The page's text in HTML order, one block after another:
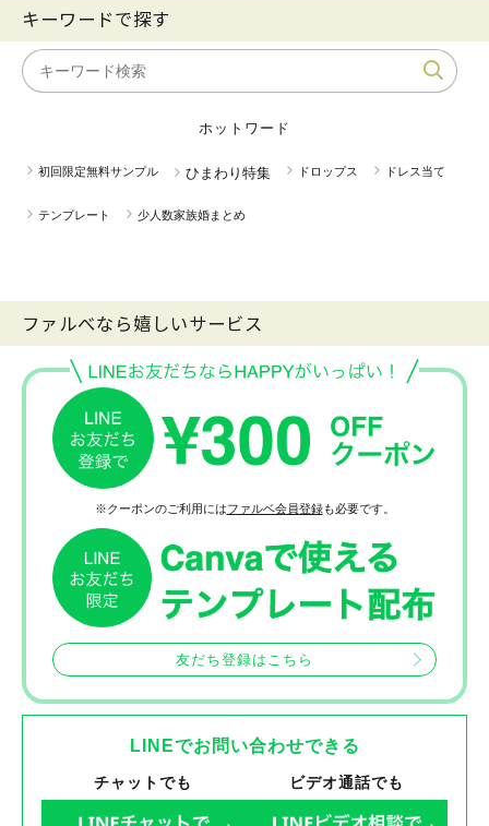
キーワードで探す
ホットワード
初回限定無料サンプル ひまわり特集 ドロップス ドレス当て
テンプレート 少人数家族婚まとめ
ファルべなら嬉しいサービス
※クーポンのご利用にはファルベ会員登録も必要です。
友だち登録はこちら
LINEでお問い合わせできる
チャットでも ビデオ通話でも